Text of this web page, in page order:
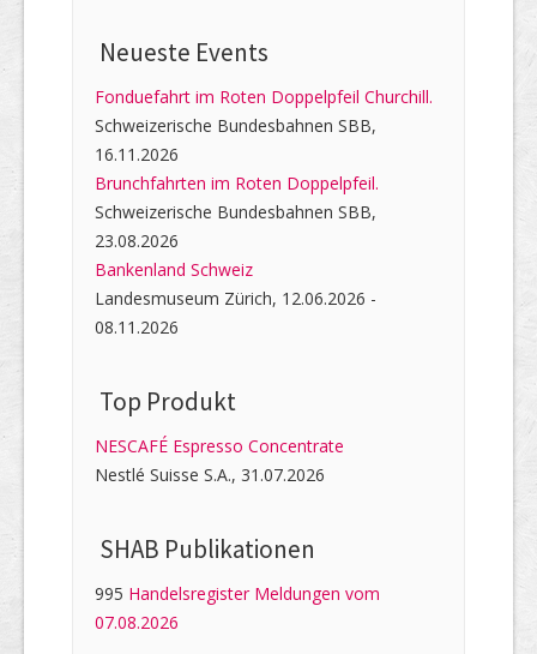
Neueste Events
Fonduefahrt im Roten Doppelpfeil Churchill.
Schweizerische Bundesbahnen SBB,
16.11.2026
Brunchfahrten im Roten Doppelpfeil.
Schweizerische Bundesbahnen SBB,
23.08.2026
Bankenland Schweiz
Landesmuseum Zürich, 12.06.2026 -
08.11.2026
Top Produkt
NESCAFÉ Espresso Concentrate
Nestlé Suisse S.A., 31.07.2026
SHAB Publi­kati­onen
995 Handelsregister Meldungen vom
07.08.2026